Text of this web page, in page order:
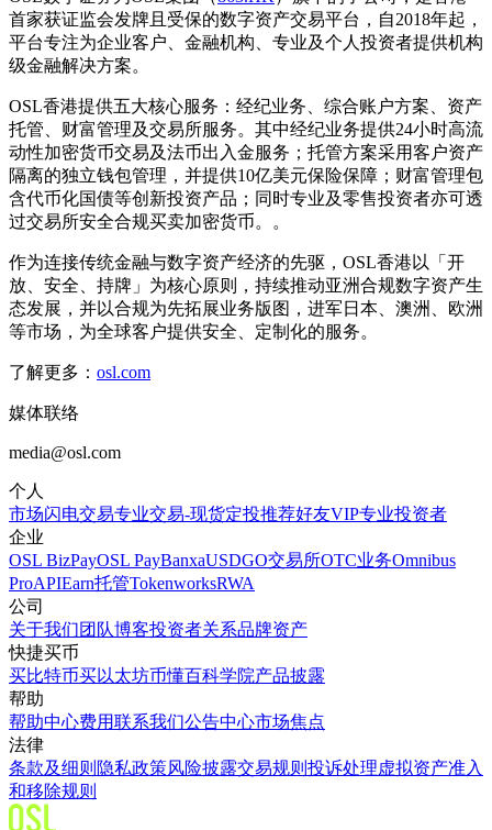
首家获证监会发牌且受保的数字资产交易平台，自2018年起，
平台专注为企业客户、金融机构、专业及个人投资者提供机构
级金融解决方案。
OSL香港提供五大核心服务：经纪业务、综合账户方案、资产
托管、财富管理及交易所服务。其中经纪业务提供24小时高流
动性加密货币交易及法币出入金服务；托管方案采用客户资产
隔离的独立钱包管理，并提供10亿美元保险保障；财富管理包
含代币化国债等创新投资产品；同时专业及零售投资者亦可透
过交易所安全合规买卖加密货币。。
作为连接传统金融与数字资产经济的先驱，OSL香港以「开
放、安全、持牌」为核心原则，持续推动亚洲合规数字资产生
态发展，并以合规为先拓展业务版图，进军日本、澳洲、欧洲
等市场，为全球客户提供安全、定制化的服务。
了解更多： osl.com
媒体联络
media@osl.com
个人
市场闪电交易专业交易-现货定投推荐好友VIP专业投资者
企业
OSL BizPayOSL PayBanxaUSDGO交易所OTC业务Omnibus
ProAPIEarn托管TokenworksRWA
公司
关于我们团队博客投资者关系品牌资产
快捷买币
买比特币买以太坊币懂百科学院产品披露
帮助
帮助中心费用联系我们公告中心市场焦点
法律
条款及细则 隐私政策风险披露交易规则 投诉处理虚拟资产准入
和移除规则